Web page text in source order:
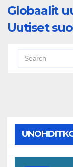
Globaalit
Uutiset